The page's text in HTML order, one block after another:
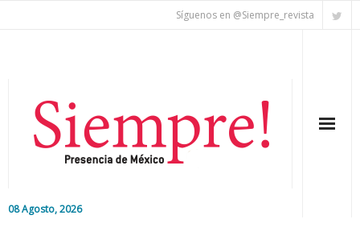
Síguenos en @Siempre_revista
08 Agosto, 2026